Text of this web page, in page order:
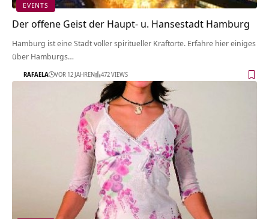
EVENTS
Der offene Geist der Haupt- u. Hansestadt Hamburg
Hamburg ist eine Stadt voller spiritueller Kraftorte. Erfahre hier einiges
über Hamburgs…
RAFAELA VOR 12 JAHREN 472 VIEWS